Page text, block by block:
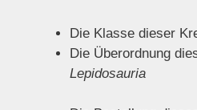
Die Klasse dieser
Die Überordnung
Lepidosauria